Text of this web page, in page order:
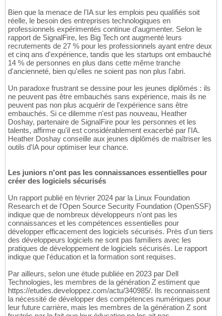
Bien que la menace de l'IA sur les emplois peu qualifiés soit
réelle, le besoin des entreprises technologiques en
professionnels expérimentés continue d'augmenter. Selon le
rapport de SignalFire, les Big Tech ont augmenté leurs
recrutements de 27 % pour les professionnels ayant entre deux
et cinq ans d'expérience, tandis que les startups ont embauché
14 % de personnes en plus dans cette même tranche
d'ancienneté, bien qu'elles ne soient pas non plus l'abri.
Un paradoxe frustrant se dessine pour les jeunes diplômés : ils
ne peuvent pas être embauchés sans expérience, mais ils ne
peuvent pas non plus acquérir de l'expérience sans être
embauchés. Si ce dilemme n'est pas nouveau, Heather
Doshay, partenaire de SignalFire pour les personnes et les
talents, affirme qu'il est considérablement exacerbé par l'IA.
Heather Doshay conseille aux jeunes diplômés de maîtriser les
outils d'IA pour optimiser leur chance.
Les juniors n'ont pas les connaissances essentielles pour
créer des logiciels sécurisés
Un rapport publié en février 2024 par la Linux Foundation
Research et de l'Open Source Security Foundation (OpenSSF)
indique que de nombreux développeurs n'ont pas les
connaissances et les compétences essentielles pour
développer efficacement des logiciels sécurisés. Près d'un tiers
des développeurs logiciels ne sont pas familiers avec les
pratiques de développement de logiciels sécurisés. Le rapport
indique que l'éducation et la formation sont requises.
Par ailleurs, selon une étude publiée en 2023 par Dell
Technologies, les membres de la génération Z estiment que
https://etudes.developpez.com/actu/340985/. Ils reconnaissent
la nécessité de développer des compétences numériques pour
leur future carrière, mais les membres de la génération Z sont